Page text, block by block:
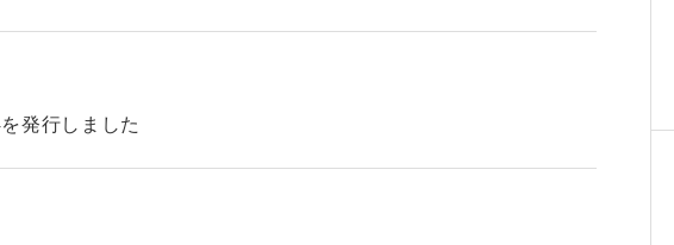
発行しました